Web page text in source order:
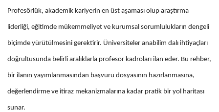
Profesörlük, akademik kariyerin en üst aşaması olup araştırma
liderliği, eğitimde mükemmeliyet ve kurumsal sorumlulukların dengeli
biçimde yürütülmesini gerektirir. Üniversiteler anabilim dalı ihtiyaçları
doğrultusunda belirli aralıklarla profesör kadroları ilan eder. Bu rehber,
bir ilanın yayımlanmasından başvuru dosyasının hazırlanmasına,
değerlendirme ve itiraz mekanizmalarına kadar pratik bir yol haritası
sunar.